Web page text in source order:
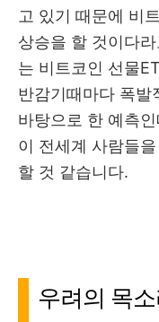
고 있기 때문에 비
상승을 할 것이다
는 비트코인 선물
반감기때마다 폭발
바탕으로 한 예측
이 전세계 사람들
할 것 같습니다.
우려의 목소